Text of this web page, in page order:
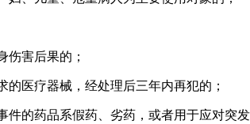
伤害后果的；
医疗器械，经处理后三年内再犯的；
的药品系假药、劣药，或者用于应对突